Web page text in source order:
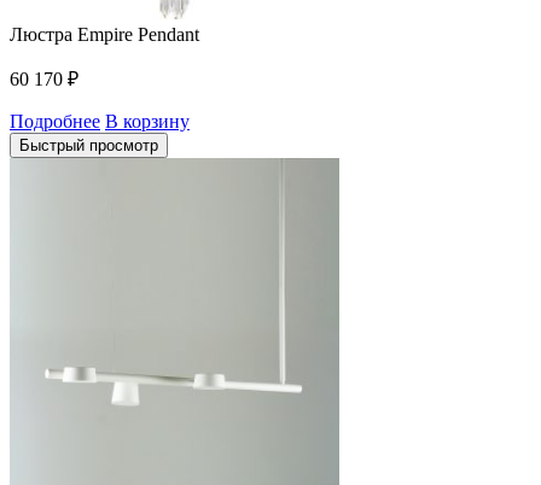
Люстра Empire Pendant
60 170 ₽
Подробнее В корзину
Быстрый просмотр